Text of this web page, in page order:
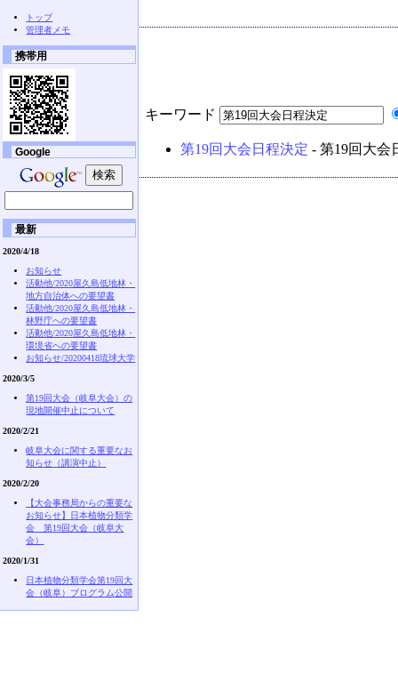
キーワード
第19回大会日程決定 - 第19回大会
トップ
管理者メモ
携帯用
Google
最新
2020/4/18
お知らせ
活動他/2020屋久島低地林・
地方自治体への要望書
活動他/2020屋久島低地林・
林野庁への要望書
活動他/2020屋久島低地林・
環境省への要望書
お知らせ/20200418琉球大学
2020/3/5
第19回大会（岐阜大会）の
現地開催中止について
2020/2/21
岐阜大会に関する重要なお
知らせ（講演中止）
2020/2/20
【大会事務局からの重要な
お知らせ】日本植物分類学
会 第19回大会（岐阜大
会）
2020/1/31
日本植物分類学会第19回大
会（岐阜）ブログラム公開